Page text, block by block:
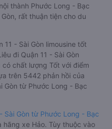
thành Phước Long - Bạc
rất thuận tiện cho du
11 - Sài Gòn limousine tốt
đi Quận 11 - Sài Gòn
chất lượng Tốt với điểm
trên 5442 phản hồi của
Gòn từ Phước Long - Bạc
Sài Gòn từ Phước Long - Bạc
xe Hảo. Tùy thuộc vào